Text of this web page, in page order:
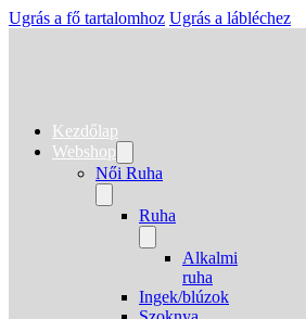
Ugrás a fő tartalomhoz Ugrás a lábléchez
Kezdőlap
Webshop
Női Ruha
Ruha
Alkalmi
ruha
Ingek/blúzok